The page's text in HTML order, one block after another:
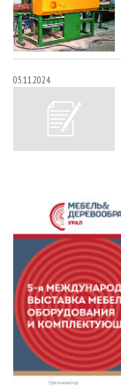
05.11.2024